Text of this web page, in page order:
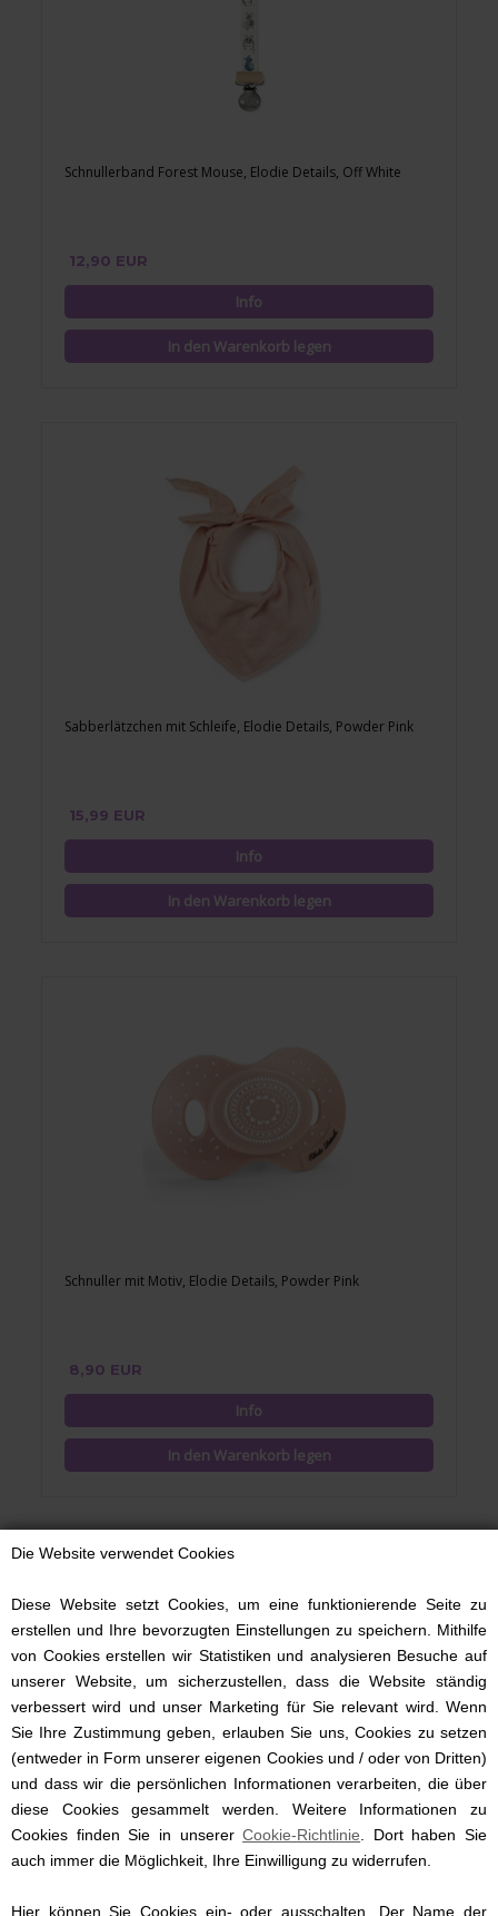
Die Website verwendet Cookies
Diese Website setzt Cookies, um eine funktionierende Seite zu
erstellen und Ihre bevorzugten Einstellungen zu speichern. Mithilfe
von Cookies erstellen wir Statistiken und analysieren Besuche auf
unserer Website, um sicherzustellen, dass die Website ständig
verbessert wird und unser Marketing für Sie relevant wird. Wenn
Sie Ihre Zustimmung geben, erlauben Sie uns, Cookies zu setzen
(entweder in Form unserer eigenen Cookies und / oder von Dritten)
und dass wir die persönlichen Informationen verarbeiten, die über
diese Cookies gesammelt werden. Weitere Informationen zu
Cookies finden Sie in unsererCookie-Richtlinie . Dort haben Sie
auch immer die Möglichkeit, Ihre Einwilligung zu widerrufen.
Hier können Sie Cookies ein- oder ausschalten. Der Name der
Schnullerband Forest Mouse, Elodie Details, Off White
12,90 EUR
Sabberlätzchen mit Schleife, Elodie Details, Powder Pink
15,99 EUR
Schnuller mit Motiv, Elodie Details, Powder Pink
8,90 EUR
Schnuller Sweethearts, Elodie, Anatomisches Silikon, Rosa